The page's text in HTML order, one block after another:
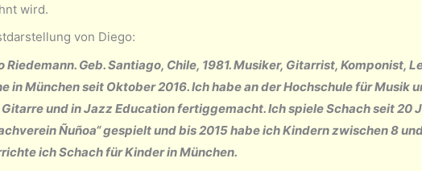
wird.
von Diego:
Riedemann. Geb. Santiago, Chile, 1981. Musiker, Gitarrist, Komponist,
in München seit Oktober 2016. Ich habe an der Hochschule für Musik
und in Jazz Education fertiggemacht. Ich spiele Schach seit 20
Ñuñoa“ gespielt und bis 2015 habe ich Kindern zwischen 8
ich Schach für Kinder in München.